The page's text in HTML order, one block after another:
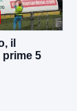
il
prime 5